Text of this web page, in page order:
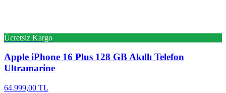
Ücretsiz Kargo
Apple iPhone 16 Plus 128 GB Akıllı Telefon
Ultramarine
64.999,00 TL